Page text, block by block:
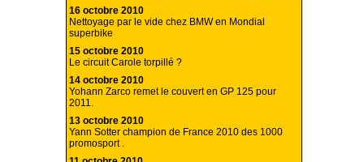
16 octobre 2010
Nettoyage par le vide chez BMW en Mondial
superbike
15 octobre 2010
Le circuit Carole torpillé ?
14 octobre 2010
Yohann Zarco remet le couvert en GP 125 pour
2011.
13 octobre 2010
Yann Sotter champion de France 2010 des 1000
promosport .